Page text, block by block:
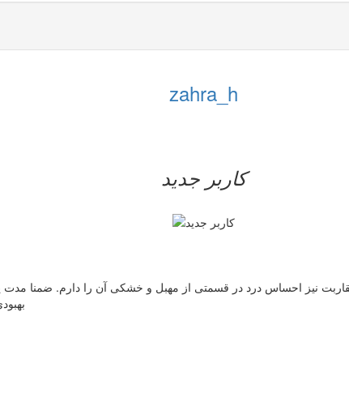
zahra_h
کاربر جدید